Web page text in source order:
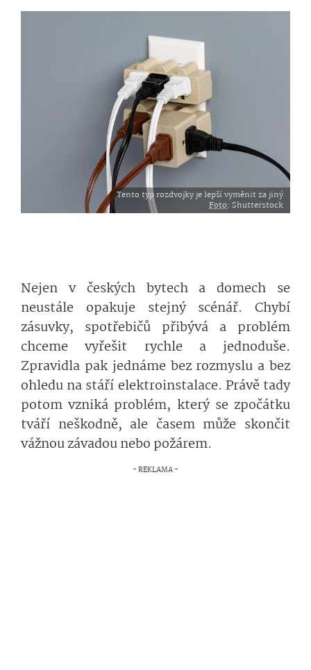
Tento typ rozdvojky je lepší vyměnit za jiný
Foto: Shutterstock
Nejen v českých bytech a domech se
neustále opakuje stejný scénář. Chybí
zásuvky, spotřebičů přibývá a problém
chceme vyřešit rychle a jednoduše.
Zpravidla pak jednáme bez rozmyslu a bez
ohledu na stáří elektroinstalace. Právě tady
potom vzniká problém, který se zpočátku
tváří neškodně, ale časem může skončit
vážnou závadou nebo požárem.